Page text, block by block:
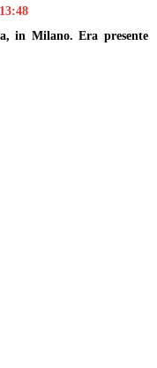
in Milano. Era presente